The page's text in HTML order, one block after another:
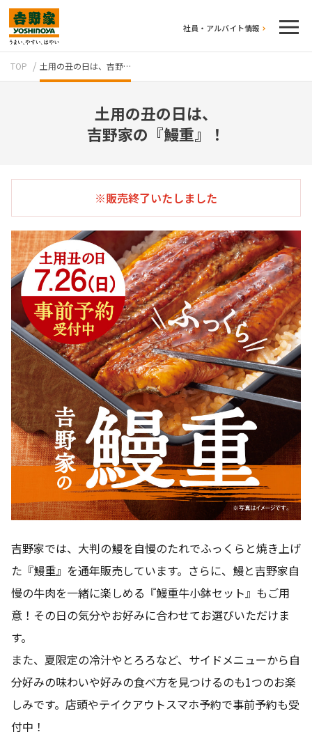
社員・アルバイト情報
テイクアウト
牛丼のこだわり 吉野家の歴史
TOP 土用の丑の日は、吉野…
土用の丑の日は、
吉野家の『鰻重』！
※販売終了いたしました
吉野家では、大判の鰻を自慢のたれでふっくらと焼き上げ
た『鰻重』を通年販売しています。さらに、鰻と吉野家自
慢の牛肉を一緒に楽しめる『鰻重牛小鉢セット』もご用
意！その日の気分やお好みに合わせてお選びいただけま
す。
また、夏限定の冷汁やとろろなど、サイドメニューから自
分好みの味わいや好みの食べ方を見つけるのも1つのお楽
しみです。店頭やテイクアウトスマホ予約で事前予約も受
付中！